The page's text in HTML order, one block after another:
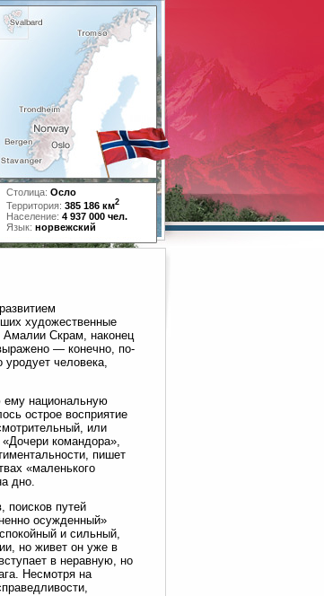
Столица: Осло
Территория: 385 186 км2
Население: 4 937 000 чел.
Язык: норвежский
художественные
Амалии Скрам, наконец
— конечно, по-
уродует человека,
национальную
острое восприятие
или
командора»,
пишет
«маленького
дно.
поисков путей
осужденный»
и сильный,
но живет он уже в
в неравную, но
Несмотря на